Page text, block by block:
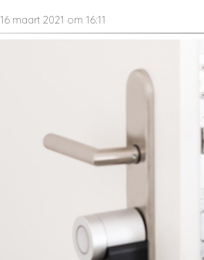
16 maart 2021 om 16:11